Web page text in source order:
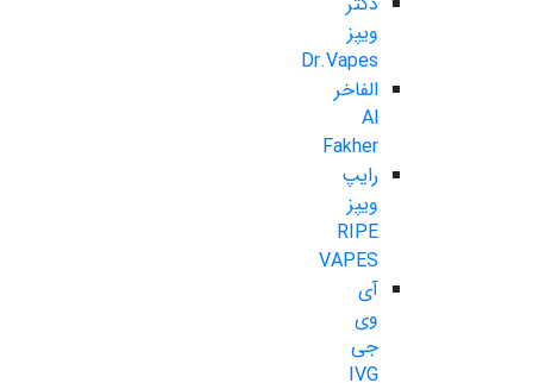
ویپز
Dr.Vapes
الفاخر
Al
Fakher
رایپ
ویپز
RIPE
VAPES
آی
وی
جی
IVG